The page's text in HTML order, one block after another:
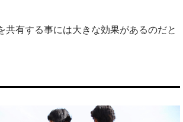
共有する事には大きな効果があるのだと